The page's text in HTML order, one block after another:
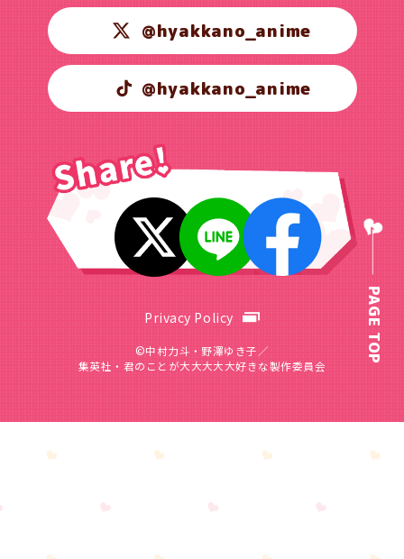
@hyakkano_anime
@hyakkano_anime
Privacy Policy
©中村力斗・野澤ゆき子／
集英社・君のことが大大大大大好きな製作委員会
PAGE TOP